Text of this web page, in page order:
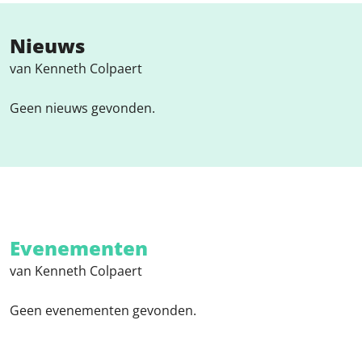
Nieuws
van Kenneth Colpaert
Geen nieuws gevonden.
Evenementen
van Kenneth Colpaert
Geen evenementen gevonden.